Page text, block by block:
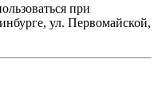
при
ул. Первомайской,